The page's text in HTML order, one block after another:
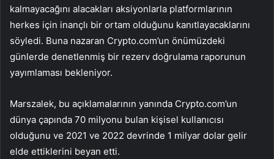
kalmayacağını alacakları aksiyonlarla platformlarının
herkes için inançlı bir ortam olduğunu kanıtlayacaklarını
söyledi. Buna nazaran Crypto.com’un önümüzdeki
günlerde denetlenmiş bir rezerv doğrulama raporunun
yayımlaması bekleniyor.
Marszalek, bu açıklamalarının yanında Crypto.com’un
dünya çapında 70 milyonu bulan kişisel kullanıcısı
olduğunu ve 2021 ve 2022 devrinde 1 milyar dolar gelir
elde ettiklerini beyan etti.